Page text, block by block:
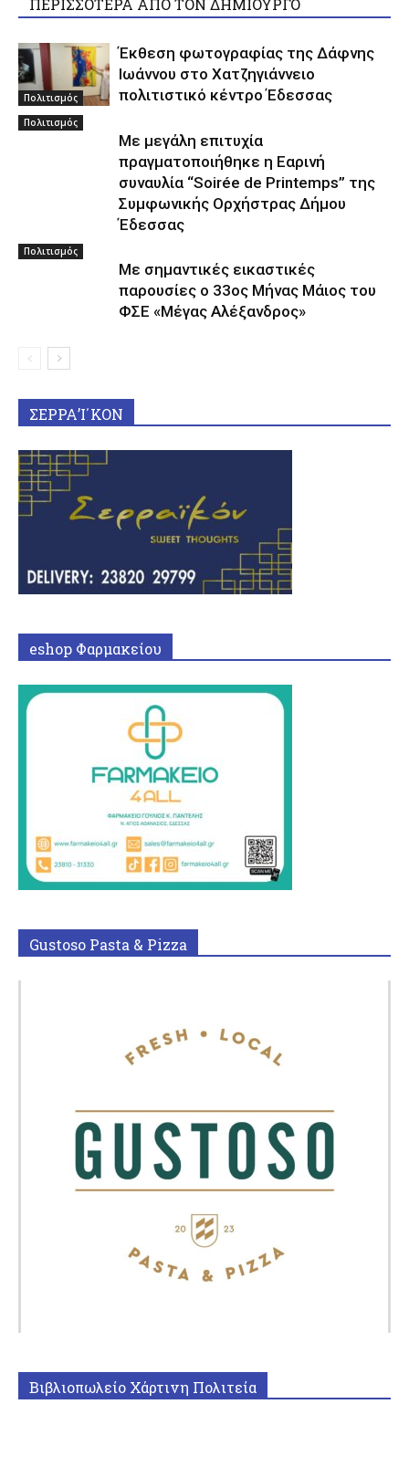
ΠΕΡΙΣΣΟΤΕΡΑ ΑΠΟ ΤΟΝ ΔΗΜΙΟΥΡΓΟ
Πολιτισμός
Έκθεση φωτογραφίας της Δάφνης
Ιωάννου στο Χατζηγιάννειο
πολιτιστικό κέντρο Έδεσσας
Πολιτισμός
Με μεγάλη επιτυχία
πραγματοποιήθηκε η Εαρινή
συναυλία “Soirée de Printemps” της
Συμφωνικής Ορχήστρας Δήμου
Έδεσσας
Πολιτισμός
Με σημαντικές εικαστικές
παρουσίες ο 33ος Μήνας Μάιος του
ΦΣΕ «Μέγας Αλέξανδρος»
ΣΕΡΡΑ’Ι΄ΚΟΝ
eshop Φαρμακείου
Gustoso Pasta & Pizza
Βιβλιοπωλείο Χάρτινη Πολιτεία